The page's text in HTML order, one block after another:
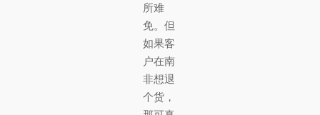
所难
免。但
如果客
户在南
非想退
个货，